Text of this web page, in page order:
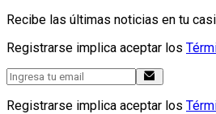
Recibe las últimas noticias en tu
Registrarse implica aceptar los
Registrarse implica aceptar los